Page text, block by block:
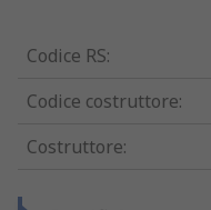
Codice RS:
Codice costruttore:
Costruttore: